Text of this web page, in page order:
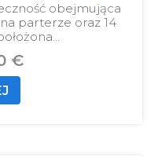
obejmująca
parterze oraz 14
€